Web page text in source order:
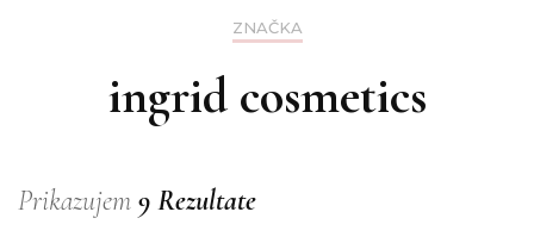
ZNAČKA
ingrid cosmetics
Prikazujem 9 Rezultate